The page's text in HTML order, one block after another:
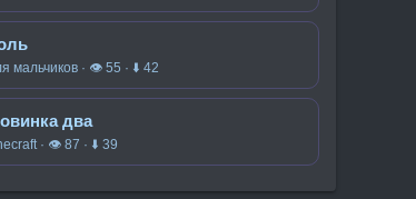
мальчиков · 👁 55 · ⬇ 42
два
· 👁 87 · ⬇ 39